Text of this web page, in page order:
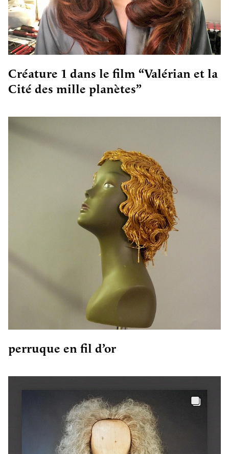
Créature 1 dans le film “Valérian et la
Cité des mille planètes”
perruque en fil d’or